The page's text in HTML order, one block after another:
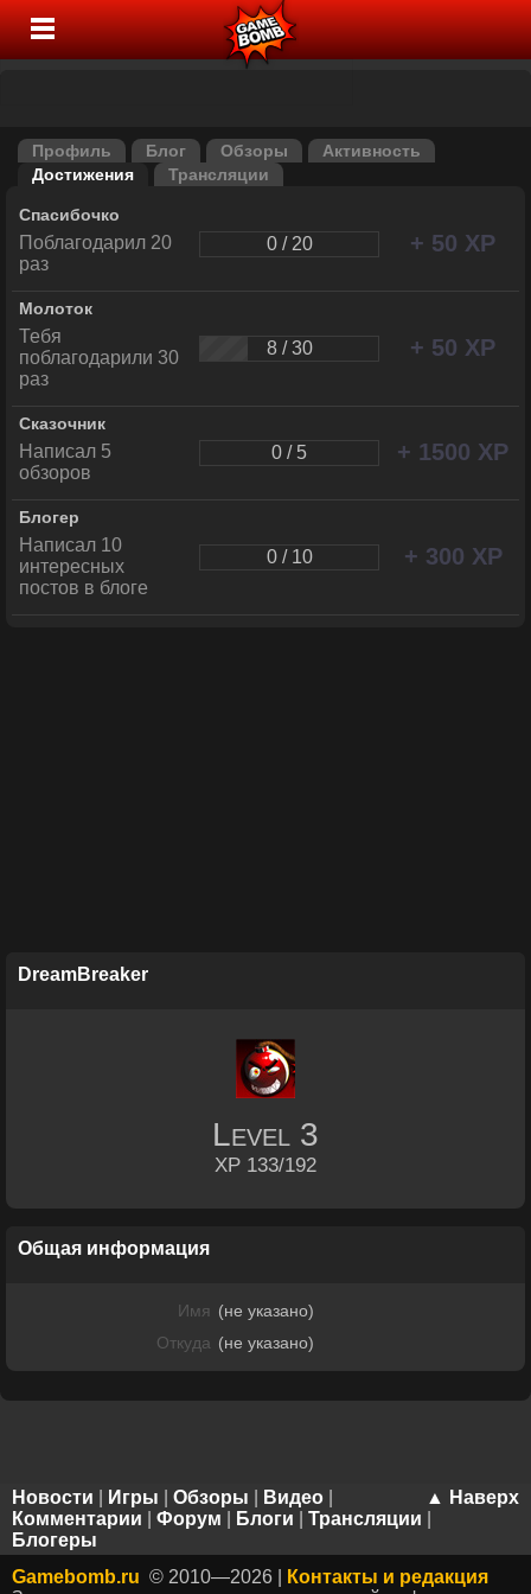
Профиль Блог Обзоры
Активность
Достижения
Трансляции
Спасибочко
Поблагодарил 20
раз
0 / 20 + 50 XP
Молоток
Тебя
поблагодарили 30
раз
8 / 30 + 50 XP
Сказочник
Написал 5
обзоров
0 / 5 + 1500 XP
Блогер
Написал 10
интересных
постов в блоге
0 / 10 + 300 XP
DreamBreaker
Level 3
XP 133/192
Общая информация
Имя (не указано)
Откуда (не указано)
▲ Наверх
Новости Игры Обзоры Видео
Комментарии
Форум Блоги Трансляции
Блогеры
Gamebomb.ru © 2010—2026 |
Контакты и редакция